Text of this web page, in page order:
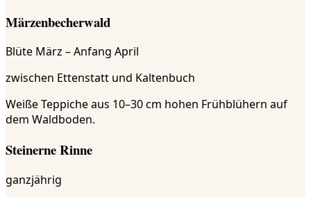
Märzenbecherwald
Blüte März – Anfang April
zwischen Ettenstatt und Kaltenbuch
Weiße Teppiche aus 10–30 cm hohen Frühblühern auf
dem Waldboden.
Steinerne Rinne
ganzjährig